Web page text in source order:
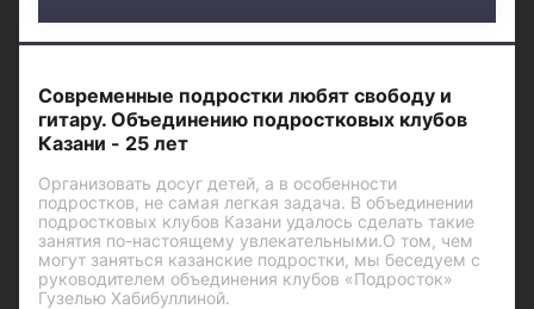
Современные подростки любят свободу и
гитару. Объединению подростковых клубов
Казани - 25 лет
Организовать досуг детей, а в особенности
подростков, не самая легкая задача. В объединении
подростковых клубов Казани удалось сделать такие
занятия по-настоящему увлекательными.О том, чем
могут заняться казанские подростки, мы беседуем с
руководителем объединения клубов «Подросток»
Гузелью Хабибуллиной.